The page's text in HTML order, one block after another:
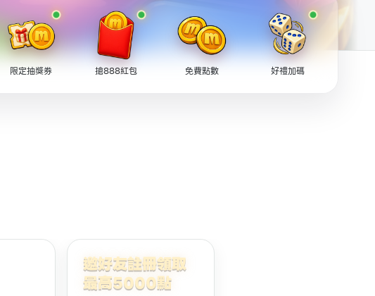
限定抽獎券 搶888紅包 免費點數 好禮加碼
邀好友註冊領取
最高5000點